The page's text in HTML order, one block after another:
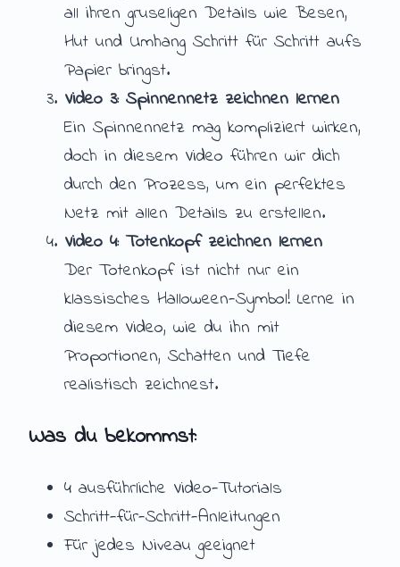
all ihren gruseligen Details wie Besen,
Hut und Umhang Schritt für Schritt aufs
Papier bringst.
Video 3: Spinnennetz zeichnen lernen
Ein Spinnennetz mag kompliziert wirken,
doch in diesem Video führen wir dich
durch den Prozess, um ein perfektes
Netz mit allen Details zu erstellen.
Video 4: Totenkopf zeichnen lernen
Der Totenkopf ist nicht nur ein
klassisches Halloween-Symbol! Lerne in
diesem Video, wie du ihn mit
Proportionen, Schatten und Tiefe
realistisch zeichnest.
Was du bekommst:
4 ausführliche Video-Tutorials
Schritt-für-Schritt-Anleitungen
Für jedes Niveau geeignet